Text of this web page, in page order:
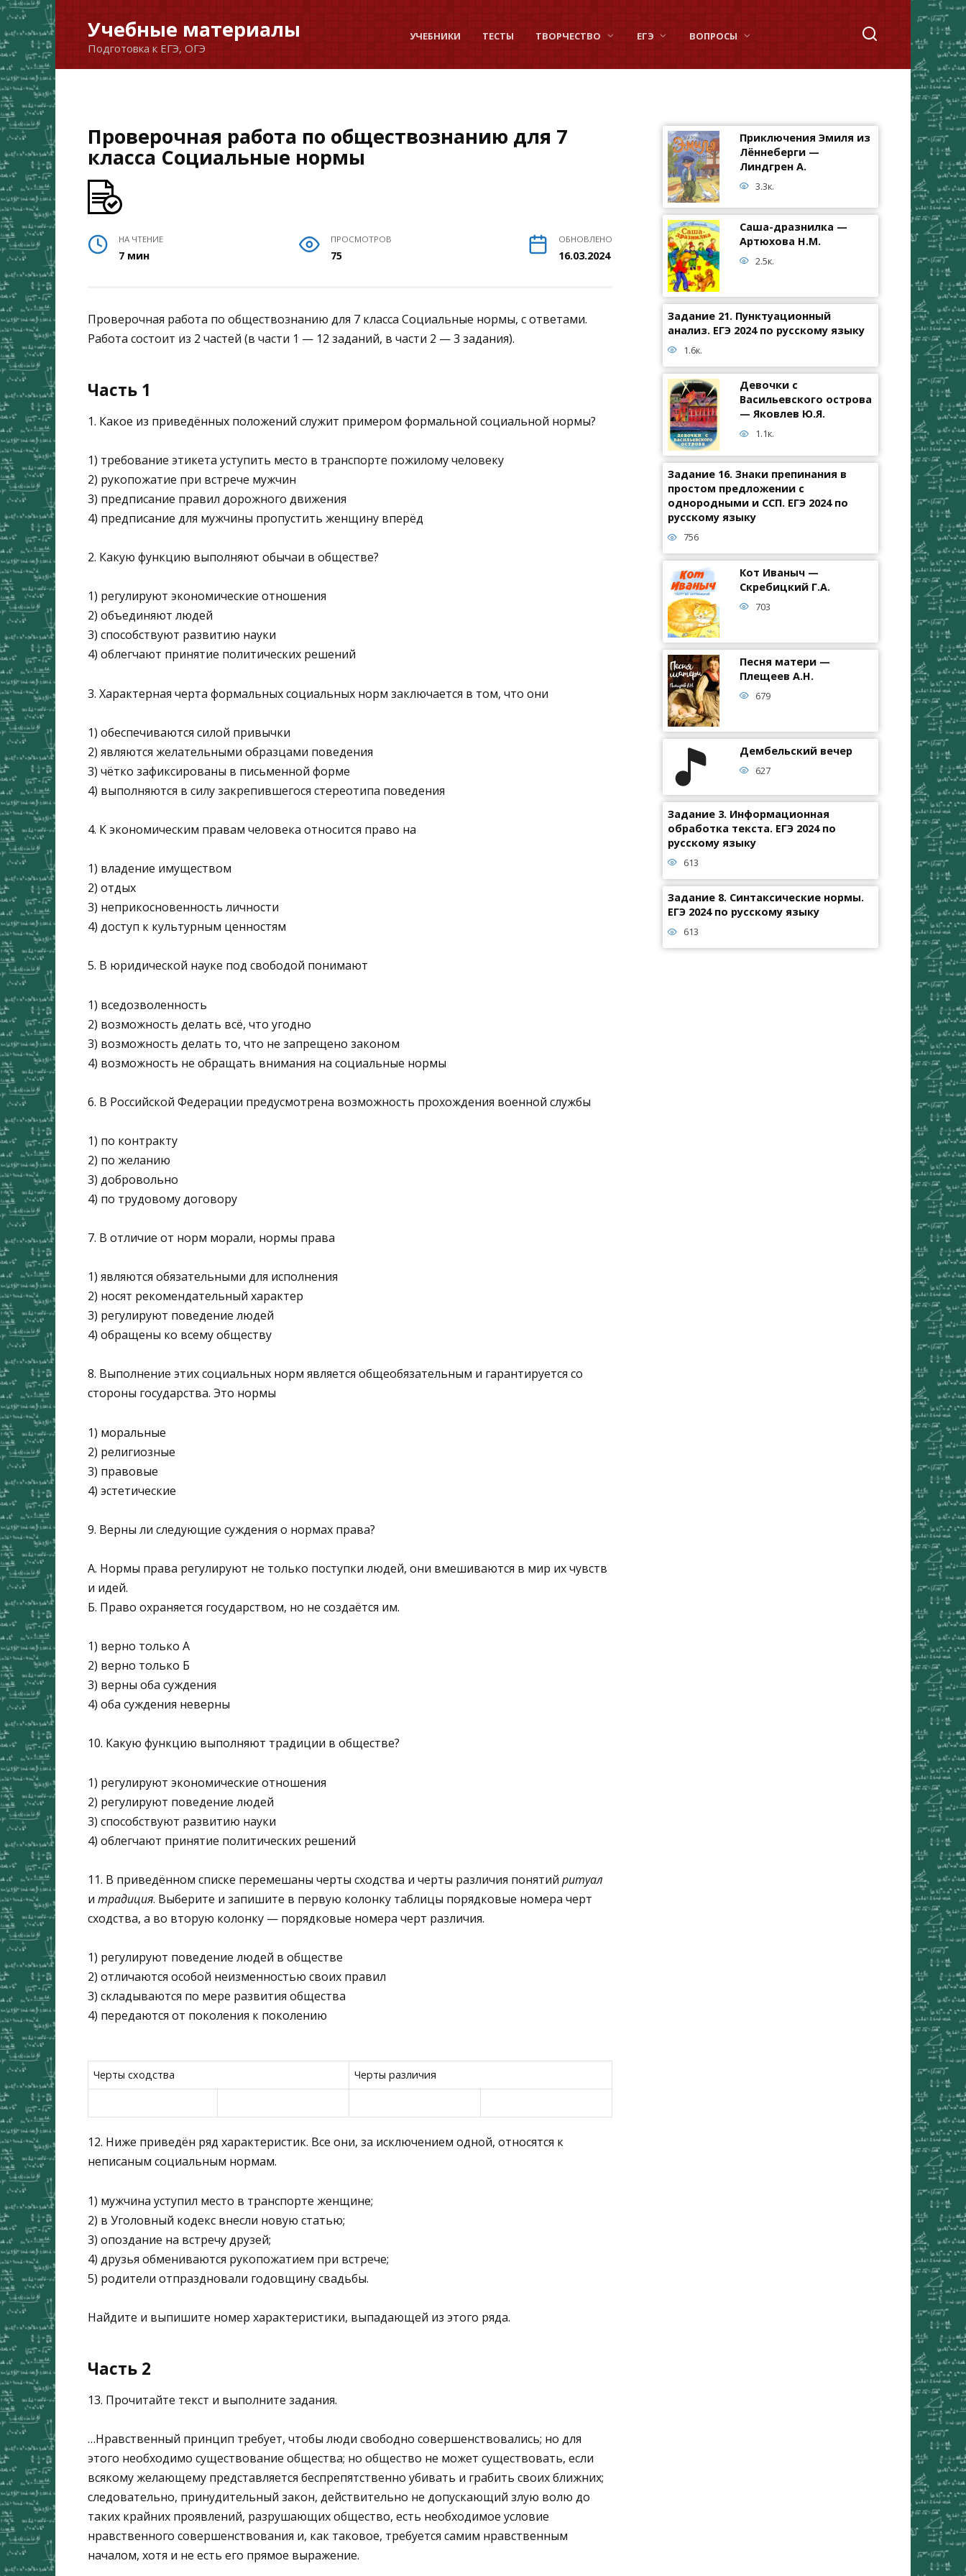
Перейти
к
содержанию
Учебные материалы
Подготовка к ЕГЭ, ОГЭ
УЧЕБНИКИ ТЕСТЫ ТВОРЧЕСТВО ЕГЭ ВОПРОСЫ
Проверочная работа по обществознанию для 7
класса Социальные нормы
НА ЧТЕНИЕ
7 мин
ПРОСМОТРОВ
75
ОБНОВЛЕНО
16.03.2024
Проверочная работа по обществознанию для 7 класса Социальные нормы, с ответами.
Работа состоит из 2 частей (в части 1 — 12 заданий, в части 2 — 3 задания).
Часть 1
1. Какое из приведённых положений служит примером формальной социальной нормы?
1) требование этикета уступить место в транспорте пожилому человеку
2) рукопожатие при встрече мужчин
3) предписание правил дорожного движения
4) предписание для мужчины пропустить женщину вперёд
2. Какую функцию выполняют обычаи в обществе?
1) регулируют экономические отношения
2) объединяют людей
3) способствуют развитию науки
4) облегчают принятие политических решений
3. Характерная черта формальных социальных норм заключается в том, что они
1) обеспечиваются силой привычки
2) являются желательными образцами поведения
3) чётко зафиксированы в письменной форме
4) выполняются в силу закрепившегося стереотипа поведения
4. К экономическим правам человека относится право на
1) владение имуществом
2) отдых
3) неприкосновенность личности
4) доступ к культурным ценностям
5. В юридической науке под свободой понимают
1) вседозволенность
2) возможность делать всё, что угодно
3) возможность делать то, что не запрещено законом
4) возможность не обращать внимания на социальные нормы
6. В Российской Федерации предусмотрена возможность прохождения военной службы
1) по контракту
2) по желанию
3) добровольно
4) по трудовому договору
7. В отличие от норм морали, нормы права
1) являются обязательными для исполнения
2) носят рекомендательный характер
3) регулируют поведение людей
4) обращены ко всему обществу
8. Выполнение этих социальных норм является общеобязательным и гарантируется со
стороны государства. Это нормы
1) моральные
2) религиозные
3) правовые
4) эстетические
9. Верны ли следующие суждения о нормах права?
А. Нормы права регулируют не только поступки людей, они вмешиваются в мир их чувств
и идей.
Б. Право охраняется государством, но не создаётся им.
1) верно только А
2) верно только Б
3) верны оба суждения
4) оба суждения неверны
10. Какую функцию выполняют традиции в обществе?
1) регулируют экономические отношения
2) регулируют поведение людей
3) способствуют развитию науки
4) облегчают принятие политических решений
11. В приведённом списке перемешаны черты сходства и черты различия понятий ритуал
и традиция. Выберите и запишите в первую колонку таблицы порядковые номера черт
сходства, а во вторую колонку — порядковые номера черт различия.
1) регулируют поведение людей в обществе
2) отличаются особой неизменностью своих правил
3) складываются по мере развития общества
4) передаются от поколения к поколению
Черты сходства Черты различия
12. Ниже приведён ряд характеристик. Все они, за исключением одной, относятся к
неписаным социальным нормам.
1) мужчина уступил место в транспорте женщине;
2) в Уголовный кодекс внесли новую статью;
3) опоздание на встречу друзей;
4) друзья обмениваются рукопожатием при встрече;
5) родители отпраздновали годовщину свадьбы.
Найдите и выпишите номер характеристики, выпадающей из этого ряда.
Часть 2
13. Прочитайте текст и выполните задания.
…Нравственный принцип требует, чтобы люди свободно совершенствовались; но для
этого необходимо существование общества; но общество не может существовать, если
всякому желающему представляется беспрепятственно убивать и грабить своих ближних;
следовательно, принудительный закон, действительно не допускающий злую волю до
таких крайних проявлений, разрушающих общество, есть необходимое условие
нравственного совершенствования и, как таковое, требуется самим нравственным
началом, хотя и не есть его прямое выражение.
Приключения Эмиля из
Лённеберги —
Линдгрен А.
3.3к.
Саша-дразнилка —
Артюхова Н.М.
2.5к.
Задание 21. Пунктуационный
анализ. ЕГЭ 2024 по русскому языку
1.6к.
Девочки с
Васильевского острова
— Яковлев Ю.Я.
1.1к.
Задание 16. Знаки препинания в
простом предложении с
однородными и ССП. ЕГЭ 2024 по
русскому языку
756
Кот Иваныч —
Скребицкий Г.А.
703
Песня матери —
Плещеев А.Н.
679
Дембельский вечер
627
Задание 3. Информационная
обработка текста. ЕГЭ 2024 по
русскому языку
613
Задание 8. Синтаксические нормы.
ЕГЭ 2024 по русскому языку
613